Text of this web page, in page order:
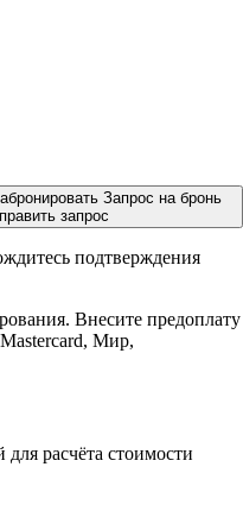
Запрос на бронь
запрос
подтверждения
Внесите предоплату
Мир,
расчёта стоимости